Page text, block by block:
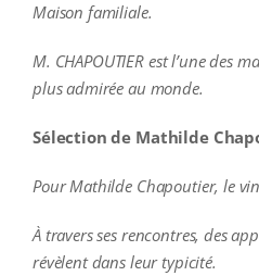
Maison familiale.
M. CHAPOUTIER est l’une des
plus admirée au monde.
Sélection de Mathilde
Pour Mathilde Chapoutier, le
À travers ses rencontres, des
révèlent dans leur typicité.